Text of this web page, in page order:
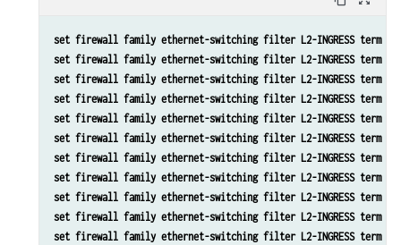
set firewall family ethernet-switching filter L2-INGRESS term
set firewall family ethernet-switching filter L2-INGRESS term
set firewall family ethernet-switching filter L2-INGRESS term V4-
set firewall family ethernet-switching filter L2-INGRESS term
set firewall family ethernet-switching filter L2-INGRESS term
set firewall family ethernet-switching filter L2-INGRESS term
set firewall family ethernet-switching filter L2-INGRESS term ARP-
set firewall family ethernet-switching filter L2-INGRESS term V4-
set firewall family ethernet-switching filter L2-INGRESS term
set firewall family ethernet-switching filter L2-INGRESS term V4-
set firewall family ethernet-switching filter L2-INGRESS term V4-